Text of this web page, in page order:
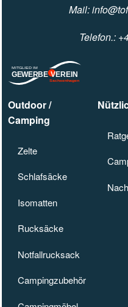
e-Mail
Mail:
Anrufen
Telefon.:
G EWERBEVEREIN
Sachsenhagen
MITGLIED IM
Outdoor /
Camping
Zelte
Zelte
Schlafsäcke
Schlafsäcke
Isomatten
Isomatten
Rucksäcke
Rucksäcke
Notfallrucksack
Notfallrucksack
Campingzubehör
Campingzubehör